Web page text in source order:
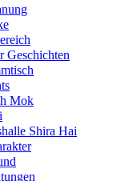
Mok
Shira Hai